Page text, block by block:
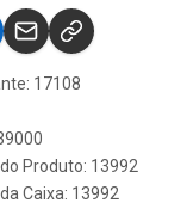
17108
Produto: 13992
Caixa: 13992